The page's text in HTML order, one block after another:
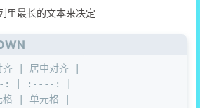
里最长的文本来决定
| 居中对齐 |
: | :----: |
格 | 单元格 |